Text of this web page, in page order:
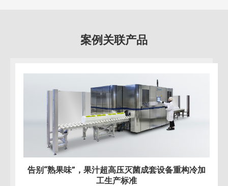
案例关联产品
告别“熟果味”，果汁超高压灭菌成套设备重构冷加
工生产标准